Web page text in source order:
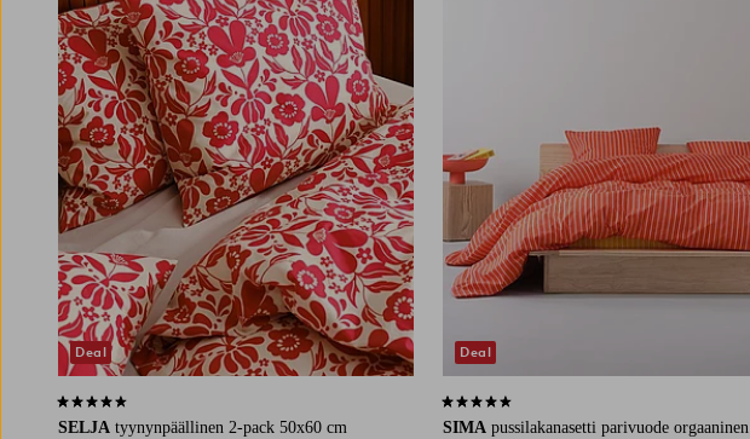
SELJA tyynynpäällinen 2-pack 50x60 cm
4,7 perustuen 6 arvosanaan
Deal
SIMA pussilakanasetti parivuode orgaaninen
4,6 perustuen 45 arvosanaan
Deal